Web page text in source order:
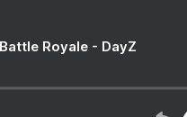
Royale - DayZ